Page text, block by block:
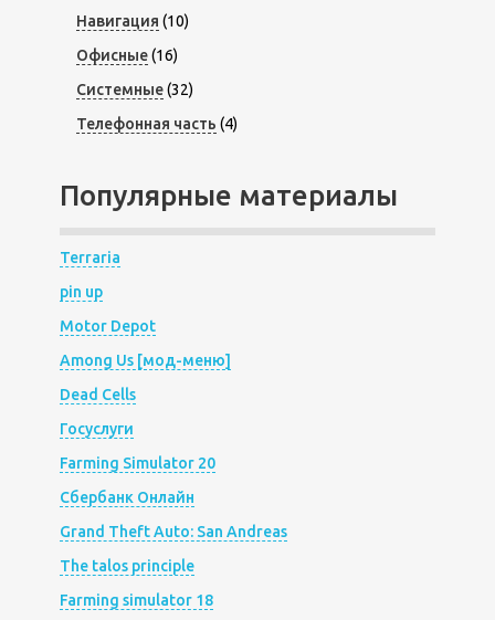
Навигация (10)
Офисные(16)
Системные(32)
Телефонная часть (4)
Популярные материалы
Terraria
pin up
Motor Depot
Among Us [мод-меню]
Dead Cells
Госуслуги
Farming Simulator 20
Сбербанк Онлайн
Grand Theft Auto: San Andreas
The talos principle
Farming simulator 18